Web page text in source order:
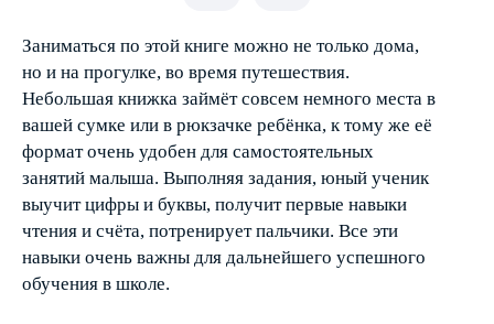
Заниматься по этой книге можно не только дома,
но и на прогулке, во время путешествия.
Небольшая книжка займёт совсем немного места в
вашей сумке или в рюкзачке ребёнка, к тому же её
формат очень удобен для самостоятельных
занятий малыша. Выполняя задания, юный ученик
выучит цифры и буквы, получит первые навыки
чтения и счёта, потренирует пальчики. Все эти
навыки очень важны для дальнейшего успешного
обучения в школе.